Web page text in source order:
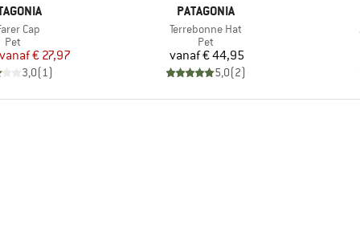
Cap
Productgroep
Pet
Prijs
Verlaagde prijs
vanaf€ 27,97
3,0(1)
MERK
PATAGONIA
Artikel
Terrebonne Hat
Productgroep
Pet
Prijs
vanaf€ 44,95
5,0(2)